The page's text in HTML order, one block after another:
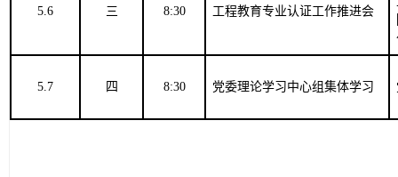
5.6 三 8:30 工程教育专业认证工作推进会
5.7 四 8:30 党委理论学习中心组集体学习